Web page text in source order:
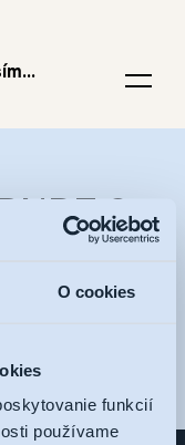
O cookies
funkcií
používame
2
na